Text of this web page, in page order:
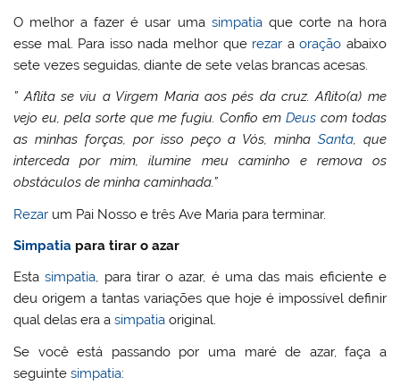
O melhor a fazer é usar uma simpatiaque corte na hora
esse mal. Para isso nada melhor que rezar aoração abaixo
sete vezes seguidas, diante de sete velas brancas acesas.
” Aflita se viu a Virgem Maria aos pés da cruz. Aflito(a) me
vejo eu, pela sorte que me fugiu. Confio em Deuscom todas
as minhas forças, por isso peço a Vós, minha Santa, que
interceda por mim, ilumine meu caminho e remova os
obstáculos de minha caminhada.”
Rezar um Pai Nosso e três Ave Maria para terminar.
Simpatia para tirar o azar
Estasimpatia, para tirar o azar, é uma das mais eficiente e
deu origem a tantas variações que hoje é impossível definir
qual delas era asimpatia original.
Se você está passando por uma maré de azar, faça a
seguintesimpatia: